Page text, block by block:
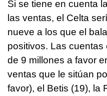
Si se tiene en cuenta
las ventas, el Celta
nueve a los que el
positivos. Las
de 9 millones a favor
ventas que le sitúan
favor), el Betis (19), la